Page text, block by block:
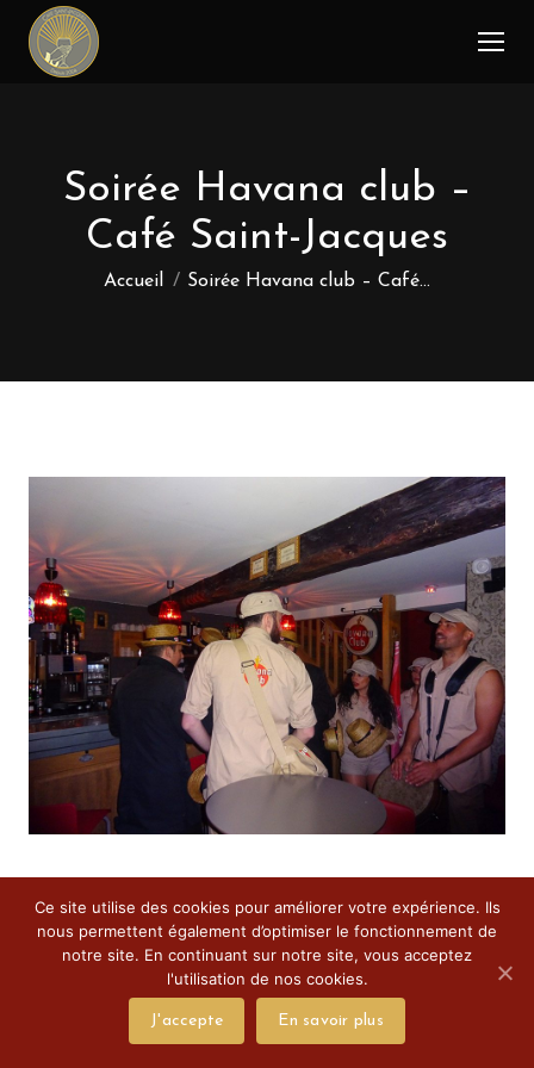
Soirée Havana club –
Café Saint-Jacques
Vous êtes ici :
Accueil Soirée Havana club – Café…
Ce site utilise des cookies pour améliorer votre expérience. Ils
nous permettent également d’optimiser le fonctionnement de
notre site. En continuant sur notre site, vous acceptez
l'utilisation de nos cookies.
J'accepte En savoir plus